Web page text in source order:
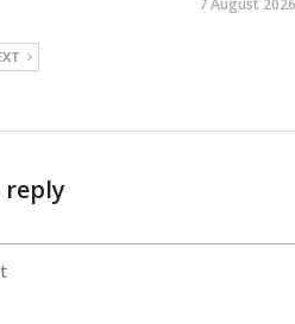
7 August 2026
reply